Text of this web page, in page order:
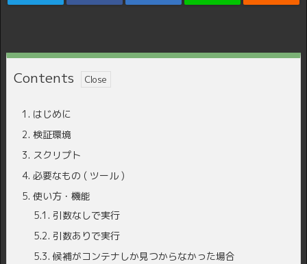
Contents
1. はじめに
2. 検証環境
3. スクリプト
4. 必要なもの ( ツール )
5. 使い方・機能
5.1. 引数なしで実行
5.2. 引数ありで実行
5.3. 候補がコンテナしか見つからなかった場合